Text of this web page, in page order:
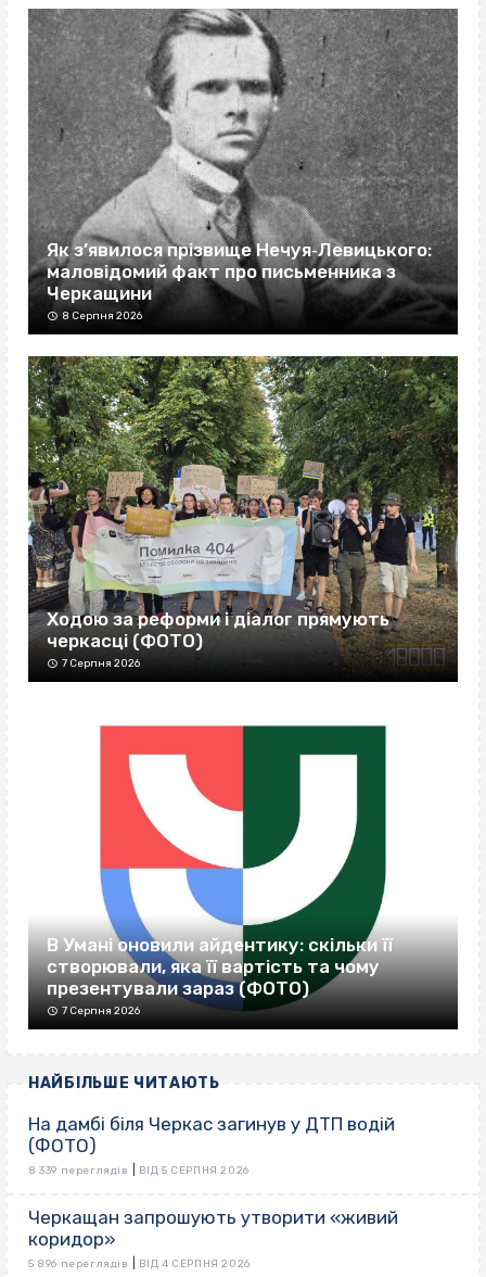
Як з’явилося прізвище Нечуя‐Левицького:
маловідомий факт про письменника з
Черкащини
8 Серпня 2026
Ходою за реформи і діалог прямують
черкасці (ФОТО)
7 Серпня 2026
В Умані оновили айдентику: скільки її
створювали, яка її вартість та чому
презентували зараз (ФОТО)
7 Серпня 2026
НАЙБІЛЬШЕ ЧИТАЮТЬ
На дамбі біля Черкас загинув у ДТП водій
(ФОТО)
8 339 переглядів ВІД 5 СЕРПНЯ 2026
Черкащан запрошують утворити «живий
коридор»
5 896 переглядів ВІД 4 СЕРПНЯ 2026